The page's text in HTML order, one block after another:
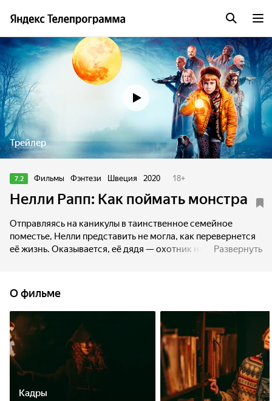
Трейлер
7.2 Фильмы Фэнтези Швеция 2020 18+
Нелли Рапп: Как поймать монстра
Отправляясь на каникулы в таинственное семейное
поместье, Нелли представить не могла, как перевернется
её жизнь. Оказывается, её дядя — охотник на монстров,
по защите мира от темных сил. Но сначала ей предстоит
сдать непростой экзамен, которого нет ни в одной школе:
нужно поймать опасное мифическое существо.
Развернуть
О фильме
Кадры